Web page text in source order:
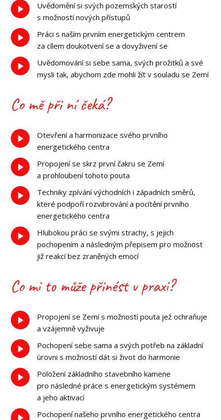
Uvědomění si svých pozemských starostí
s možností nových přístupů
Práci s naším prvním energetickým centrem
za cílem doukotvení se a dovyživení se
Uvědomování si sebe sama, svých prožitků a své
mysli tak, abychom zde mohli žít v souladu se Zemí
Co mě při ní čeká?
Otevření a harmonizace svého prvního
energetického centra
Propojení se skrz první čakru se Zemí
a prohloubení tohoto pouta
Techniky zpívání východních i západních směrů,
které podpoří rozvibrování a pocítění prvního
energetického centra
Hlubokou práci se svými strachy, s jejich
pochopením a následným přepisem pro možnost
již reakcí bez zraněných emocí
Co mi to může přinést v praxi?
Propojení se Zemí s možností pouta jež ochraňuje
a vzájemně vyživuje
Pochopení sebe sama a svých potřeb na základní
úrovni s možností dát si život do harmonie
Položení základního stavebního kamene
pro následné práce s energetickým systémem
a jeho aktivací
Pochopení našeho prvního energetického centra